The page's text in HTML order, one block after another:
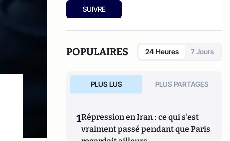
SUIVRE
POPULAIRES 24 Heures 7 Jours
PLUS LUS PLUS PARTAGES
1Répression en Iran : ce qui s'est
vraiment passé pendant que Paris